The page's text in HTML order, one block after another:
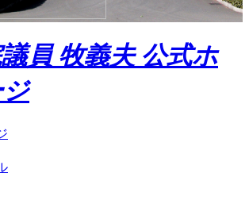
員 牧義夫 公式ホ